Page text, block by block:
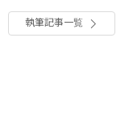
執筆記事一覧